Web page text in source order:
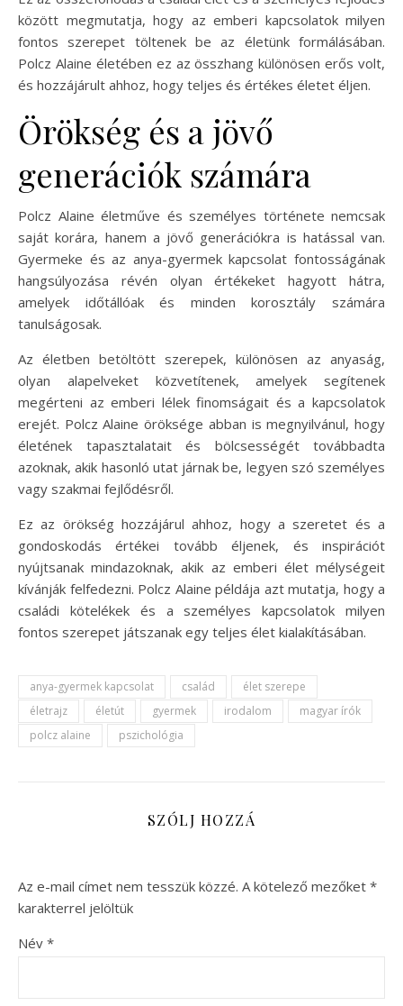
között megmutatja, hogy az emberi kapcsolatok milyen
fontos szerepet töltenek be az életünk formálásában.
Polcz Alaine életében ez az összhang különösen erős volt,
és hozzájárult ahhoz, hogy teljes és értékes életet éljen.
Örökség és a jövő
generációk számára
Polcz Alaine életműve és személyes története nemcsak
saját korára, hanem a jövő generációkra is hatással van.
Gyermeke és az anya-gyermek kapcsolat fontosságának
hangsúlyozása révén olyan értékeket hagyott hátra,
amelyek időtállóak és minden korosztály számára
tanulságosak.
Az életben betöltött szerepek, különösen az anyaság,
olyan alapelveket közvetítenek, amelyek segítenek
megérteni az emberi lélek finomságait és a kapcsolatok
erejét. Polcz Alaine öröksége abban is megnyilvánul, hogy
életének tapasztalatait és bölcsességét továbbadta
azoknak, akik hasonló utat járnak be, legyen szó személyes
vagy szakmai fejlődésről.
Ez az örökség hozzájárul ahhoz, hogy a szeretet és a
gondoskodás értékei tovább éljenek, és inspirációt
nyújtsanak mindazoknak, akik az emberi élet mélységeit
kívánják felfedezni. Polcz Alaine példája azt mutatja, hogy a
családi kötelékek és a személyes kapcsolatok milyen
fontos szerepet játszanak egy teljes élet kialakításában.
anya-gyermek kapcsolat család
élet szerepe
életrajz
életút gyermek irodalom
magyar írók
polcz alaine
pszichológia
SZÓLJ HOZZÁ
Az e-mail címet nem tesszük közzé. A kötelező mezőket *
karakterrel jelöltük
Név *